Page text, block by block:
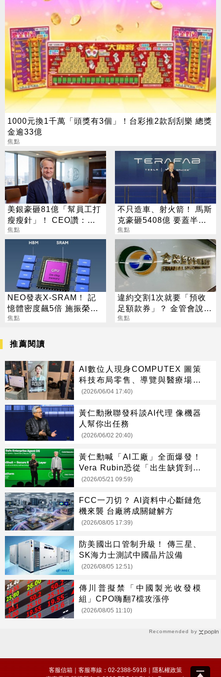
1000元換1千萬「頭獎有3個」！台彩推2款刮刮樂 總獎
金逾33億
焦點
美銀豪砸81億「幫員工打
瘦瘦針」！ CEO讚：一
項值得的投資
焦點
不只造車、射火箭！ 馬斯
克豪砸5408億 要蓋半導
體園區
焦點
NEO發表X-SRAM！ 記
憶體密度飆5倍 施振榮：
半導體迎新革命
焦點
違約交割1次就要「預收
足額款券」？ 金管會說話
了
焦點
Recommended by
推薦閱讀
AI數位人現身COMPUTEX 圖策
科技布局零售、導覽與醫療場域
應用
(2026/06/04 17:40)
黃仁勳揪聯發科談AI代理 像機器
人幫你出任務
(2026/06/02 20:40)
黃仁勳喊「AI工廠」全面爆發！
Vera Rubin恐從「出生缺貨到退
役」
(2026/05/21 09:59)
FCC一刀切？ AI資料中心斷鏈危
機來襲 台廠將成關鍵解方
(2026/08/05 17:39)
防美國出口管制升級！ 傳三星、
SK海力士測試中國晶片設備
(2026/08/05 12:51)
傳川普擬禁「中國製光收發模
組」CPO嗨翻7檔攻漲停
(2026/08/05 11:10)
客服信箱｜客服專線：02-2388-5918｜隱私權政策